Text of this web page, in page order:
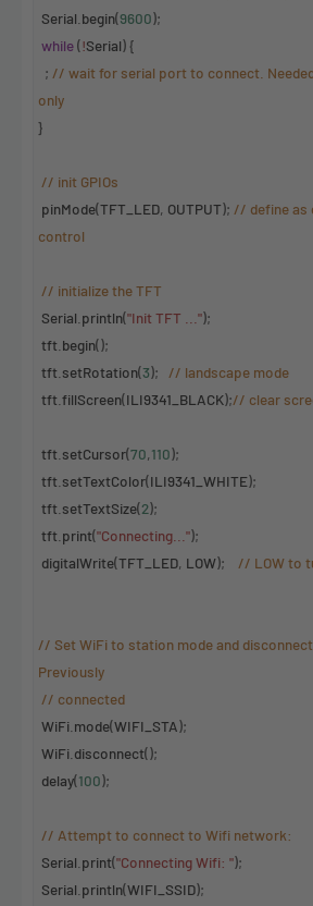
Serial begin(9600);
while(!Serial) {
; // wait for serial port to connect.
only
}
// init GPIOs
pinMode(TFT_LED, OUTPUT); // define as
control
// initialize the TFT
Serial println("Init TFT ...");
tft begin();
tft setRotation(3); // landscape mode
tft fillScreen(ILI9341_BLACK);// clear
tft setCursor(70,110);
tft setTextColor(ILI9341_WHITE);
tft setTextSize(2);
tft print("Connecting...");
digitalWrite(TFT_LED, LOW); // LOW to
// Set WiFi to station mode and
Previously
// connected
WiFi mode(WIFI_STA);
WiFi disconnect();
delay(100);
// Attempt to connect to Wifi network:
Serial print("Connecting Wifi: ");
Serial println(WIFI_SSID);